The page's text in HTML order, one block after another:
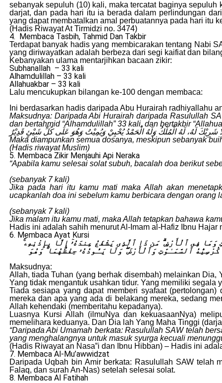
sebanyak sepuluh (10) kali, maka tercatat baginya
darjat, dan pada hari itu ia berada dalam perlindungan
yang dapat membatalkan amal perbuatannya pada hari itu
(Hadis Riwayat At Tirmidzi no. 3474)
4. Membaca Tasbih, Tahmid Dan Takbir
Terdapat banyak hadis yang membicarakan tentang Nabi
yang diriwayatkan adalah berbeza dari segi kaifiat dan
Kebanyakan ulama mentarjihkan bacaan zikir:
Subhanallah – 33 kali
Alhamdulillah – 33 kali
Allahuakbar – 33 kali
Lalu mencukupkan bilangan ke-100 dengan membaca:
Ini berdasarkan hadis daripada Abu Hurairah radhiyallahu
Maksudnya: Daripada Abi Hurairah daripada Rasulullah
dan bertahmid “Alhamdulillah” 33 kali, dan bertakbir
لَا شَرِيْكَ لَهُ، لَهُ الْمُلْكُ وَلَهُ الْحَمْدُ يُحْيِيْ وَيُمِيْتُ وَهُوَ عَلَى كُلِّ شَيْئٍ قَدِيْرٌ
Maka diampunkan semua dosanya, meskipun sebanyak
(Hadis riwayat Muslim)
5. Membaca Zikir Menjauhi Api Neraka
“Apabila kamu selesai solat subuh, bacalah doa berikut
(sebanyak 7 kali)
Jika pada hari itu kamu mati maka Allah akan
ucapkanlah doa ini sebelum kamu berbicara dengan orang
(sebanyak 7 kali)
Jika malam itu kamu mati, maka Allah tetapkan bahawa
Hadis ini adalah sahih menurut Al-Imam al-Hafiz Ibnu
6. Membaca Ayat Kursi
فِى ٱلْأَرْضِ ۗ مَن ذَا ٱلَّذِى يَشْفَعُ عِندَهُۥٓ إِلَّا بِإِذْنِهِۦ
ٱلسَّمَـٰوَٰتِ وَٱلْأَرْضَ ۖ وَلَا يَـُٔودُهُۥ حِفْظُهُمَا ۚ وَهُوَ
Maksudnya:
Allah, tiada Tuhan (yang berhak disembah) melainkan
Yang tidak mengantuk usahkan tidur. Yang memiliki
Tiada sesiapa yang dapat memberi syafaat
mereka dan apa yang ada di belakang mereka, sedang
Allah kehendaki (memberitahu kepadanya).
Luasnya Kursi Allah (ilmuNya dan kekuasaanNya)
memelihara keduanya. Dan Dia lah Yang Maha Tinggi
“Daripada Abi Umamah berkata: Rasulullah SAW telah
yang menghalangnya untuk masuk syurga kecuali
(Hadis Riwayat an Nasa‟i dan Ibnu Hibban) – Hadis ini
7. Membaca Al-Mu’awwidzat
Daripada Uqbah bin Amir berkata: Rasulullah SAW telah
Falaq, dan surah An-Nas) setelah selesai solat.
8. Membaca Al Fatihah